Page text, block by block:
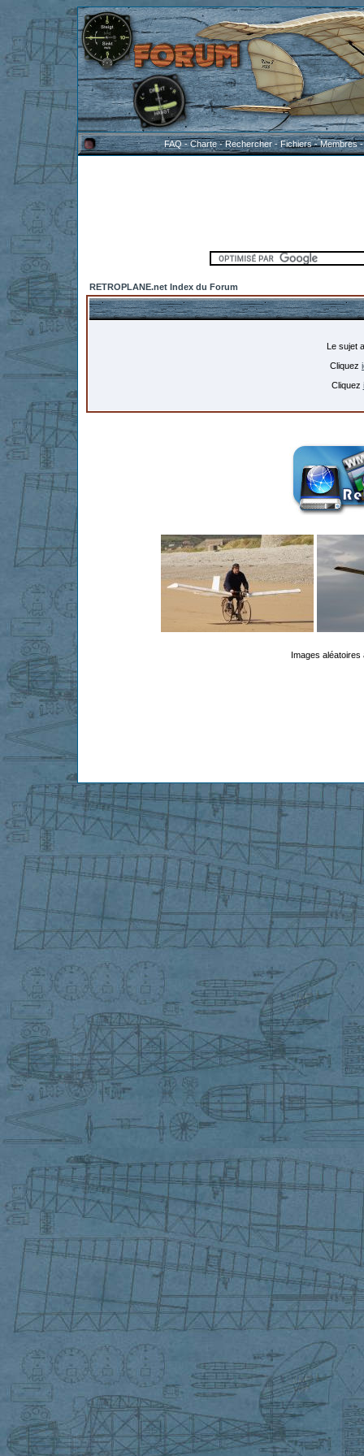
FAQ-Charte-Rechercher-Fichiers-Membres
RETROPLANE.net Index du Forum
Le sujet
Cliquez
Cliquez
Images aléatoires